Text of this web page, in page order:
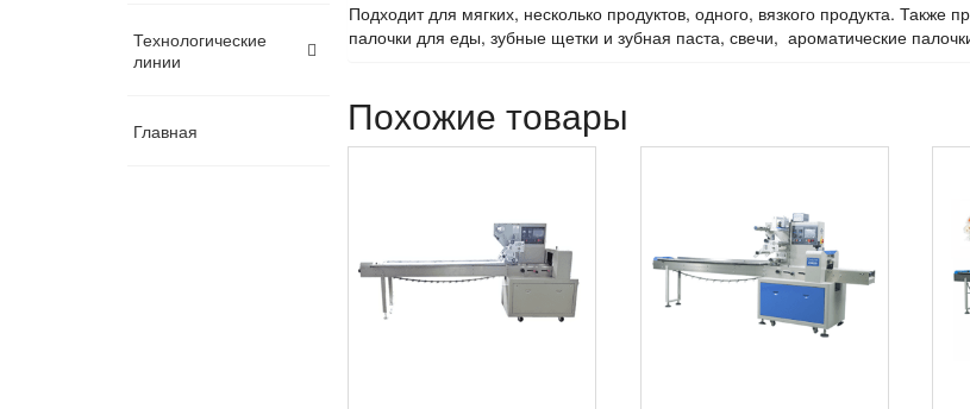
Технологические
линии
Главная
Подходит для мягких, несколько продуктов, одного, вязкого продукта.
палочки для еды, зубные щетки и зубная паста, свечи, ароматические
Похожие товары